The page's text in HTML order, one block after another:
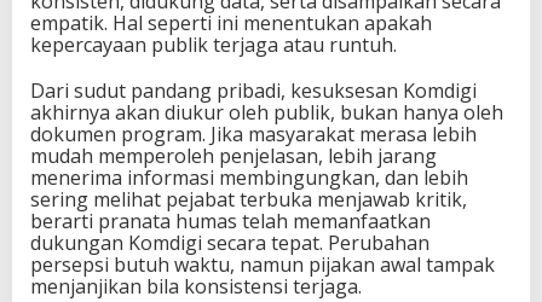
empatik. Hal seperti ini menentukan apakah
kepercayaan publik terjaga atau runtuh.
Dari sudut pandang pribadi, kesuksesan Komdigi
akhirnya akan diukur oleh publik, bukan hanya oleh
dokumen program. Jika masyarakat merasa lebih
mudah memperoleh penjelasan, lebih jarang
menerima informasi membingungkan, dan lebih
sering melihat pejabat terbuka menjawab kritik,
berarti pranata humas telah memanfaatkan
dukungan Komdigi secara tepat. Perubahan
persepsi butuh waktu, namun pijakan awal tampak
menjanjikan bila konsistensi terjaga.